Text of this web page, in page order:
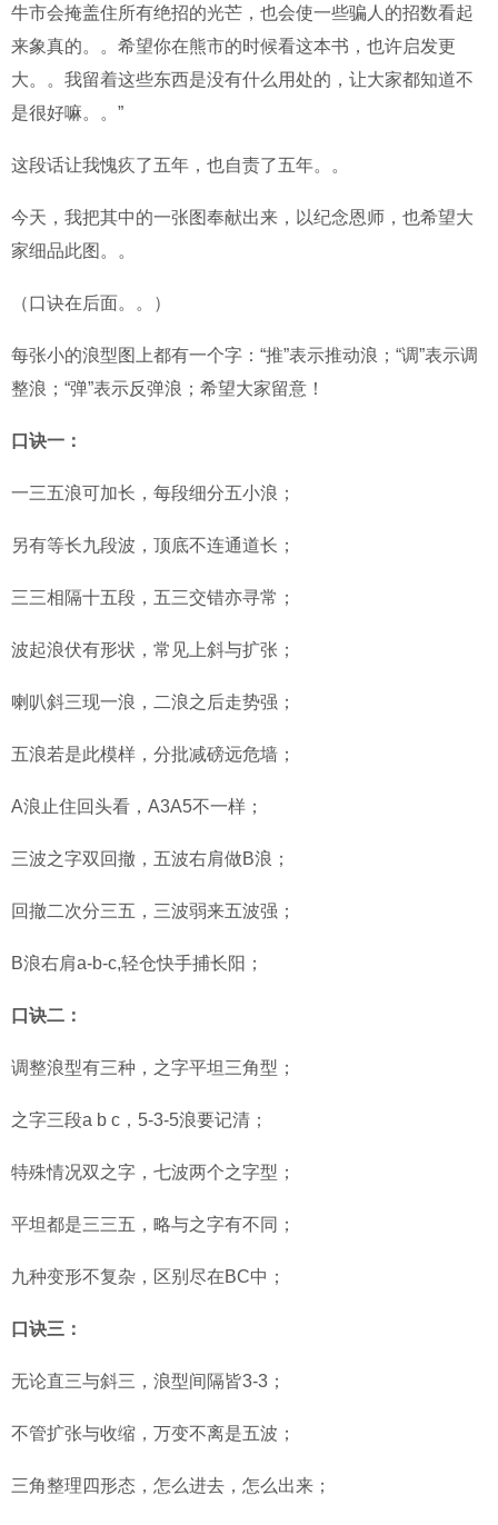
牛市会掩盖住所有绝招的光芒，也会使一些骗人的招数看起
来象真的。。希望你在熊市的时候看这本书，也许启发更
大。。我留着这些东西是没有什么用处的，让大家都知道不
是很好嘛。。”
这段话让我愧疚了五年，也自责了五年。。
今天，我把其中的一张图奉献出来，以纪念恩师，也希望大
家细品此图。。
（口诀在后面。。）
每张小的浪型图上都有一个字：“推”表示推动浪；“调”表示调
整浪；“弹”表示反弹浪；希望大家留意！
口诀一：
一三五浪可加长，每段细分五小浪；
另有等长九段波，顶底不连通道长；
三三相隔十五段，五三交错亦寻常；
波起浪伏有形状，常见上斜与扩张；
喇叭斜三现一浪，二浪之后走势强；
五浪若是此模样，分批减磅远危墙；
A浪止住回头看，A3A5不一样；
三波之字双回撤，五波右肩做B浪；
回撤二次分三五，三波弱来五波强；
B浪右肩a-b-c,轻仓快手捕长阳；
口诀二：
调整浪型有三种，之字平坦三角型；
之字三段a b c，5-3-5浪要记清；
特殊情况双之字，七波两个之字型；
平坦都是三三五，略与之字有不同；
九种变形不复杂，区别尽在BC中；
口诀三：
无论直三与斜三，浪型间隔皆3-3；
不管扩张与收缩，万变不离是五波；
三角整理四形态，怎么进去，怎么出来；